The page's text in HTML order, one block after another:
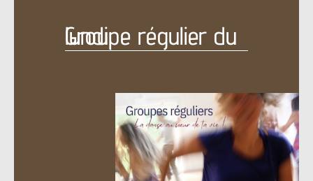
Groupe régulier du lundi